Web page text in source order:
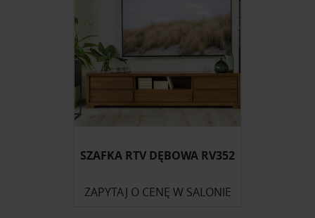
SZAFKA RTV DĘBOWA RV352
ZAPYTAJ O CENĘ W SALONIE